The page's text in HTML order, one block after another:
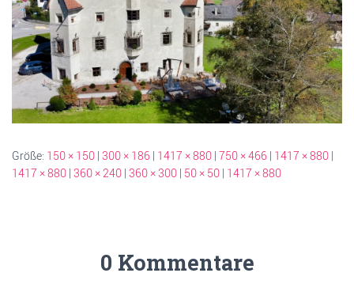
Größe: 150 × 150 | 300 × 186 | 1417 × 880 | 750 × 466 | 1417 × 880 |
1417 × 880 | 360 × 240 | 360 × 300 | 50 × 50 | 1417 × 880
0 Kommentare